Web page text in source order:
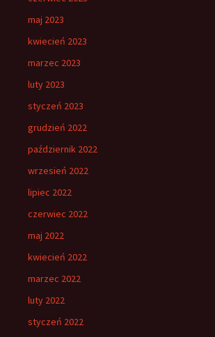
maj 2023
kwiecień 2023
marzec 2023
luty 2023
styczeń 2023
grudzień 2022
październik 2022
wrzesień 2022
lipiec 2022
czerwiec 2022
maj 2022
kwiecień 2022
marzec 2022
luty 2022
styczeń 2022